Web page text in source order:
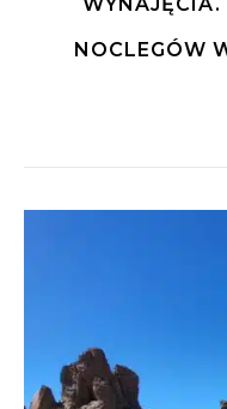
NOCLEGÓW